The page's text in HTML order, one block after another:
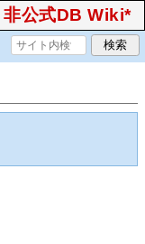
非公式DB Wiki*